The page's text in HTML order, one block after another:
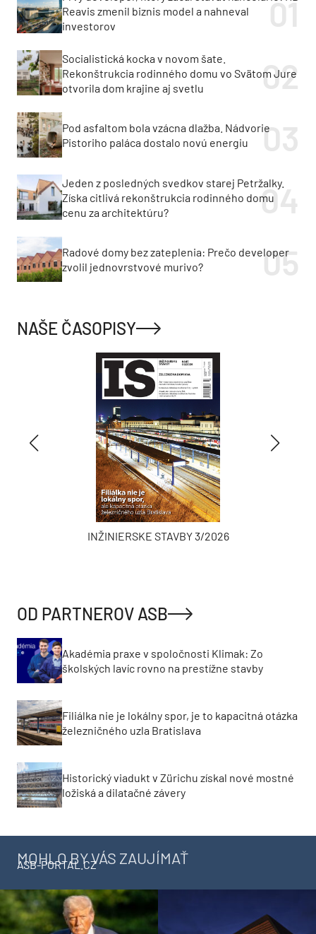
Reavis zmenil biznis model a nahneval
investorov
Socialistická kocka v novom šate.
Rekonštrukcia rodinného domu vo Svätom Jure
otvorila dom krajine aj svetlu
Pod asfaltom bola vzácna dlažba. Nádvorie
Pistoriho paláca dostalo novú energiu
Jeden z posledných svedkov starej Petržalky.
Získa citlivá rekonštrukcia rodinného domu
cenu za architektúru?
Radové domy bez zateplenia: Prečo developer
zvolil jednovrstvové murivo?
NAŠE ČASOPISY
INŽINIERSKE STAVBY 3/2026
OD PARTNEROV ASB
Akadémia praxe v spoločnosti Klimak: Zo
školských lavíc rovno na prestížne stavby
Filiálka nie je lokálny spor, je to kapacitná otázka
železničného uzla Bratislava
Historický viadukt v Zürichu získal nové mostné
ložiská a dilatačné závery
MOHLO BY VÁS ZAUJÍMAŤ
ASB-PORTAL.CZ